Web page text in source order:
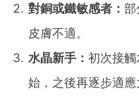
對銅或鐵敏感者： 部
皮膚不適。
水晶新手： 初次接
始，之後再逐步適應